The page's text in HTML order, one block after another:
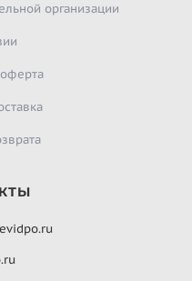
организации